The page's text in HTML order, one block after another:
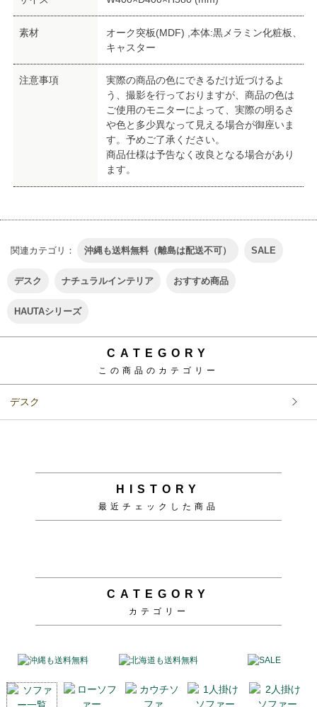
素材
オーク突板(MDF) ,本体:黒メラミン化粧板、
キャスター
注意事項
実際の商品の色にできるだけ近づけるよ
う、撮影を行っておりますが、商品の色は
ご使用のモニターによって、実際の明るさ
や色と多少異なって見える場合が御座いま
す。予めご了承ください。
商品仕様は予告なく改良となる場合があり
ます。
関連カテゴリ： 沖縄も送料無料（離島は配送不可） SALE
デスク ナチュラルインテリア おすすめ商品
HAUTAシリーズ
CATEGORY
この商品のカテゴリー
デスク
HISTORY
最近チェックした商品
CATEGORY
カテゴリー